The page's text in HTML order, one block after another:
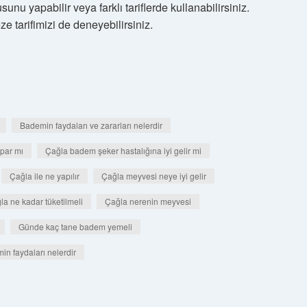
yapabilir veya farklı tariflerde kullanabilirsiniz.
tarifimizi de deneyebilirsiniz.
Bademin faydaları ve zararları nelerdir
mı Çağla badem şeker hastalığına iyi gelir mi
Çağla ile ne yapılır Çağla meyvesi neye iyi gelir
ne kadar tüketilmeli Çağla nerenin meyvesi
Günde kaç tane badem yemeli
faydaları nelerdir